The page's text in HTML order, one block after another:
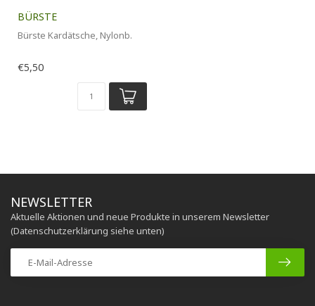
BÜRSTE
Bürste Kardätsche, Nylonb.
€5,50
NEWSLETTER
Aktuelle Aktionen und neue Produkte in unserem Newsletter
(Datenschutzerklärung siehe unten)